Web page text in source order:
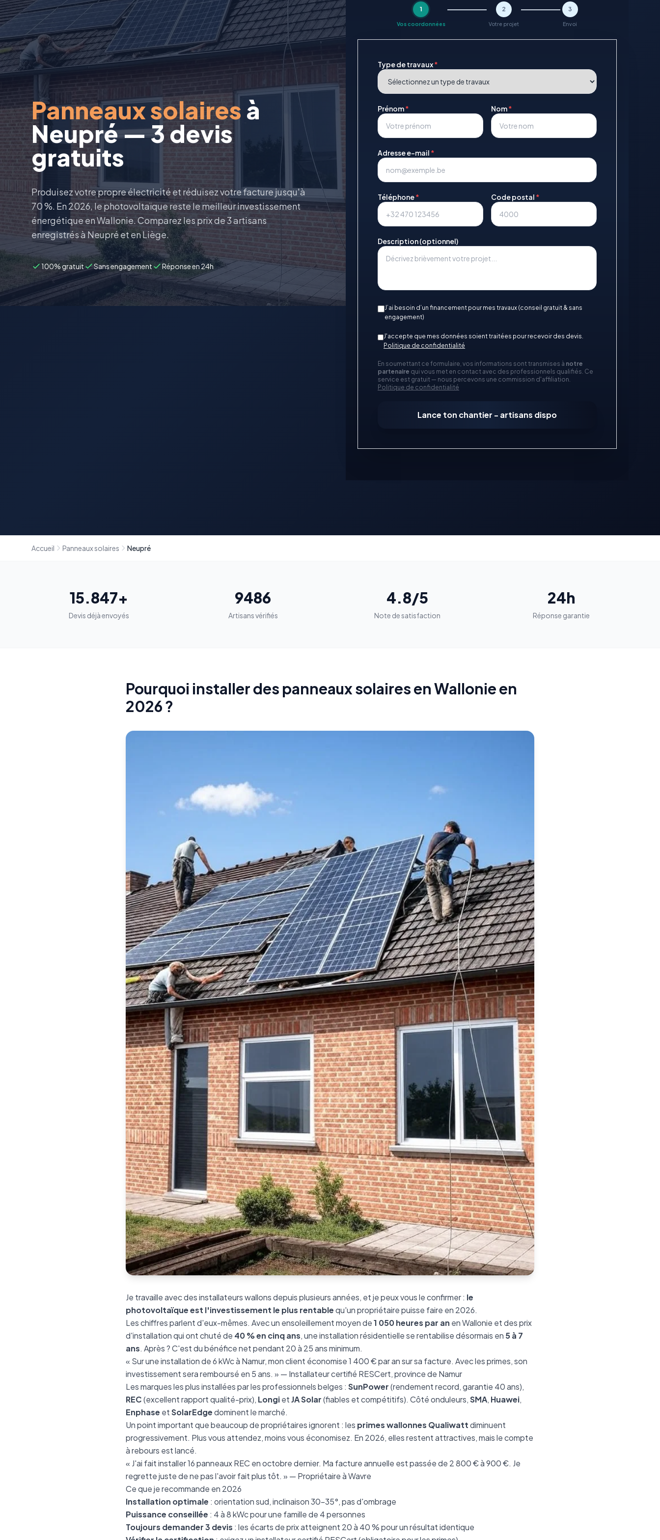
Panneaux solaires à
Neupré — 3 devis
gratuits
Produisez votre propre électricité et réduisez votre facture jusqu'à
70 %. En 2026, le photovoltaïque reste le meilleur investissement
énergétique en Wallonie. Comparez les prix de 3 artisans
enregistrés à Neupré et en Liège.
100% gratuit Sans engagement Réponse en 24h
1
Vos coordonnées
2
Votre projet
3
Envoi
Type de travaux*
Prénom* Nom*
Adresse e-mail *
Téléphone* Code postal *
Description (optionnel)
J’ai besoin d’un financement pour mes travaux (conseil gratuit & sans
engagement)
J'accepte que mes données soient traitées pour recevoir des devis.
Politique de confidentialité
En soumettant ce formulaire, vos informations sont transmises à notre
partenaire qui vous met en contact avec des professionnels qualifiés. Ce
service est gratuit — nous percevons une commission d'affiliation.
Politique de confidentialité
Lance ton chantier - artisans dispo
Accueil Panneaux solaires Neupré
15.847+
Devis déjà envoyés
9486
Artisans vérifiés
4.8/5
Note de satisfaction
24h
Réponse garantie
Pourquoi installer des panneaux solaires en Wallonie en
2026 ?
Je travaille avec des installateurs wallons depuis plusieurs années, et je peux vous le confirmer : le
photovoltaïque est l'investissement le plus rentablequ'un propriétaire puisse faire en 2026.
Les chiffres parlent d'eux-mêmes. Avec un ensoleillement moyen de1 050 heures par an en Wallonie et des prix
d'installation qui ont chuté de 40 % en cinq ans, une installation résidentielle se rentabilise désormais en 5 à 7
ans. Après ? C'est du bénéfice net pendant 20 à 25 ans minimum.
« Sur une installation de 6 kWc à Namur, mon client économise 1 400 € par an sur sa facture. Avec les primes, son
investissement sera remboursé en 5 ans. » — Installateur certifié RESCert, province de Namur
Les marques les plus installées par les professionnels belges : SunPower(rendement record, garantie 40 ans),
REC(excellent rapport qualité-prix), LongietJA Solar(fiables et compétitifs). Côté onduleurs,SMA, Huawei,
Enphase etSolarEdgedominent le marché.
Un point important que beaucoup de propriétaires ignorent : les primes wallonnes Qualiwattdiminuent
progressivement. Plus vous attendez, moins vous économisez. En 2026, elles restent attractives, mais le compte
à rebours est lancé.
« J'ai fait installer 16 panneaux REC en octobre dernier. Ma facture annuelle est passée de 2 800 € à 900 €. Je
regrette juste de ne pas l'avoir fait plus tôt. » — Propriétaire à Wavre
Ce que je recommande en 2026
Installation optimale : orientation sud, inclinaison 30-35°, pas d'ombrage
Puissance conseillée : 4 à 8 kWc pour une famille de 4 personnes
Toujours demander 3 devis : les écarts de prix atteignent 20 à 40 % pour un résultat identique